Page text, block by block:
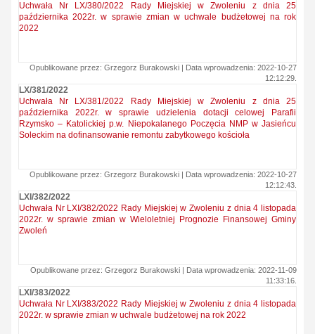
Uchwała Nr LX/380/2022 Rady Miejskiej w Zwoleniu z dnia 25
października 2022r. w sprawie zmian w uchwale budżetowej na rok
2022
Opublikowane przez: Grzegorz Burakowski | Data wprowadzenia: 2022-10-27
12:12:29.
LX/381/2022
Uchwała Nr LX/381/2022 Rady Miejskiej w Zwoleniu z dnia 25
października 2022r. w sprawie udzielenia dotacji celowej Parafii
Rzymsko – Katolickiej p.w. Niepokalanego Poczęcia NMP w Jasieńcu
Soleckim na dofinansowanie remontu zabytkowego kościoła
Opublikowane przez: Grzegorz Burakowski | Data wprowadzenia: 2022-10-27
12:12:43.
LXI/382/2022
Uchwała Nr LXI/382/2022 Rady Miejskiej w Zwoleniu z dnia 4 listopada
2022r. w sprawie zmian w Wieloletniej Prognozie Finansowej Gminy
Zwoleń
Opublikowane przez: Grzegorz Burakowski | Data wprowadzenia: 2022-11-09
11:33:16.
LXI/383/2022
Uchwała Nr LXI/383/2022 Rady Miejskiej w Zwoleniu z dnia 4 listopada
2022r. w sprawie zmian w uchwale budżetowej na rok 2022